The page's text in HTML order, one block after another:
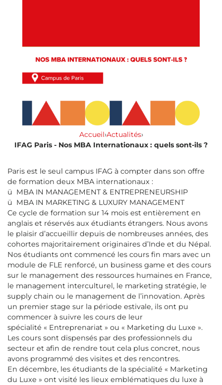
Accueil›Actualités›
IFAG Paris - Nos MBA Internationaux : quels sont-ils ?
Paris est le seul campus IFAG à compter dans son offre
de formation deux MBA internationaux :
ü MBA IN MANAGEMENT & ENTREPRENEURSHIP
ü MBA IN MARKETING & LUXURY MANAGEMENT
Ce cycle de formation sur 14 mois est entièrement en
anglais et réservés aux étudiants étrangers. Nous avons
le plaisir d’accueillir depuis de nombreuses années, des
cohortes majoritairement originaires d’Inde et du Népal.
Nos étudiants ont commencé les cours fin mars avec un
module de FLE renforcé, un business game et des cours
sur le management des ressources humaines en France,
le management interculturel, le marketing stratégie, le
supply chain ou le management de l’innovation. Après
un premier stage sur la période estivale, ils ont pu
commencer à suivre les cours de leur
spécialité « Entreprenariat » ou « Marketing du Luxe ».
Les cours sont dispensés par des professionnels du
secteur et afin de rendre tout cela plus concret, nous
avons programmé des visites et des rencontres.
En décembre, les étudiants de la spécialité « Marketing
du Luxe » ont visité les lieux emblématiques du luxe à